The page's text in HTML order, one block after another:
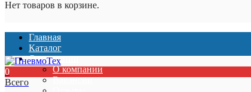
Нет товаров в корзине.
Главная
Каталог
О компании
О компании
Вакансии
0
Всего